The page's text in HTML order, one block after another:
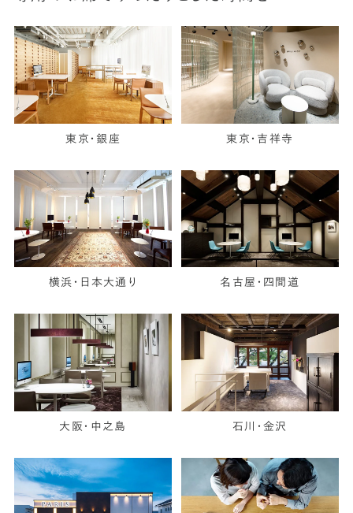
東京・銀座 東京・吉祥寺
横浜・日本大通り 名古屋・四間道
大阪・中之島 石川・金沢